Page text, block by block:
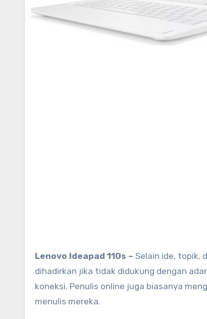
Lenovo Ideapad 110s – Selain ide, topik,
dihadirkan jika tidak didukung dengan
koneksi. Penulis online juga biasanya
menulis mereka.